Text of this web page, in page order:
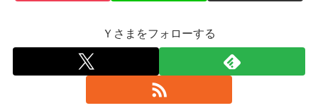
Ｙさまをフォローする